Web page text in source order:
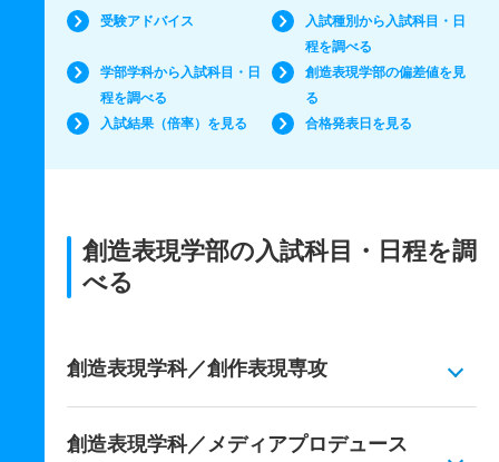
受験アドバイス
入試種別から入試科目・日
程を調べる
学部学科から入試科目・日
程を調べる
創造表現学部の偏差値を見
る
入試結果（倍率）を見る
合格発表日を見る
創造表現学部の入試科目・日程を調
べる
創造表現学科／創作表現専攻
創造表現学科／メディアプロデュース